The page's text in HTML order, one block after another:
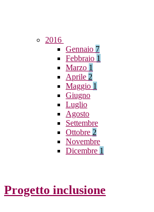
2016
Gennaio 7
Febbraio 1
Marzo 1
Aprile 2
Maggio 1
Giugno
Luglio
Agosto
Settembre
Ottobre 2
Novembre
Dicembre 1
Progetto inclusione